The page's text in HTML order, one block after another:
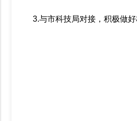
3.与市科技局对接，积极做